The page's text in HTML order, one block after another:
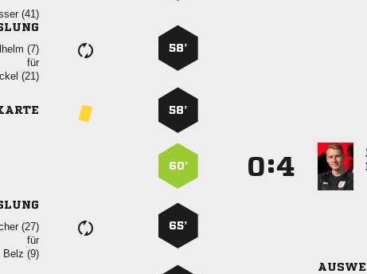


für

58’
58’
60’ :

für
 
65’